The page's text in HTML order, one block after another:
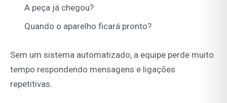
A peça já chegou?
Quando o aparelho ficará pronto?
Sem um sistema automatizado, a equipe perde muito
tempo respondendo mensagens e ligações
repetitivas.